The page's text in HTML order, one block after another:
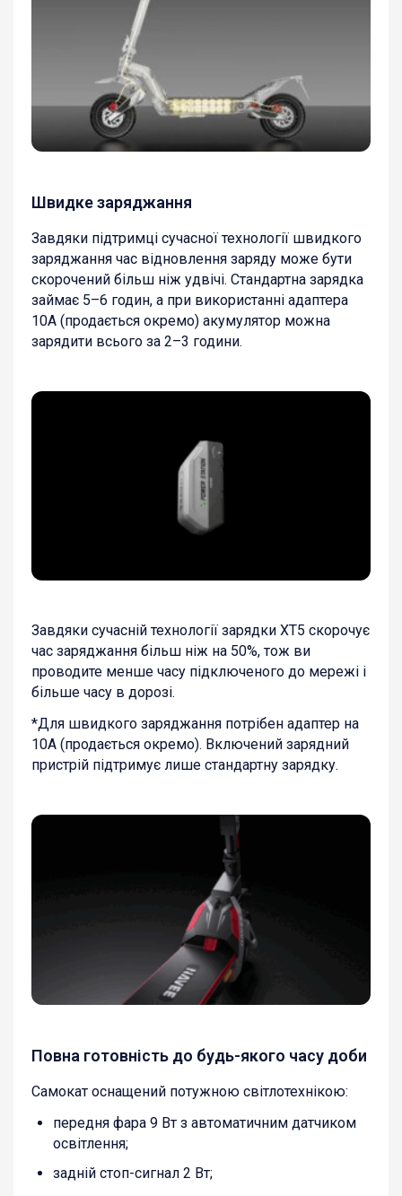
Швидке заряджання
Завдяки підтримці сучасної технології швидкого
заряджання час відновлення заряду може бути
скорочений більш ніж удвічі. Стандартна зарядка
займає 5–6 годин, а при використанні адаптера
10A (продається окремо) акумулятор можна
зарядити всього за 2–3 години.
Завдяки сучасній технології зарядки XT5 скорочує
час заряджання більш ніж на 50%, тож ви
проводите менше часу підключеного до мережі і
більше часу в дорозі.
*Для швидкого заряджання потрібен адаптер на
10А (продається окремо). Включений зарядний
пристрій підтримує лише стандартну зарядку.
Повна готовність до будь-якого часу доби
Самокат оснащений потужною світлотехнікою:
передня фара 9 Вт з автоматичним датчиком
освітлення;
задній стоп-сигнал 2 Вт;